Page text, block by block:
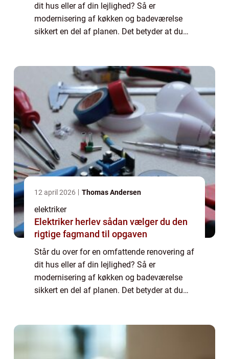
dit hus eller af din lejlighed? Så er
modernisering af køkken og badeværelse
sikkert en del af planen. Det betyder at du
12 april 2026 Thomas Andersen
elektriker
Elektriker herlev sådan vælger du den
rigtige fagmand til opgaven
Står du over for en omfattende renovering af
dit hus eller af din lejlighed? Så er
modernisering af køkken og badeværelse
sikkert en del af planen. Det betyder at du